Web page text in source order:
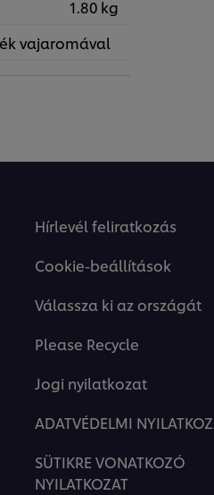
1.80 kg
vajaromával
Hírlevél feliratkozás
Cookie-beállítások
Válassza ki az országát
Please Recycle
Jogi nyilatkozat
ADATVÉDELMI
SÜTIKRE VONATKOZÓ
NYILATKOZAT